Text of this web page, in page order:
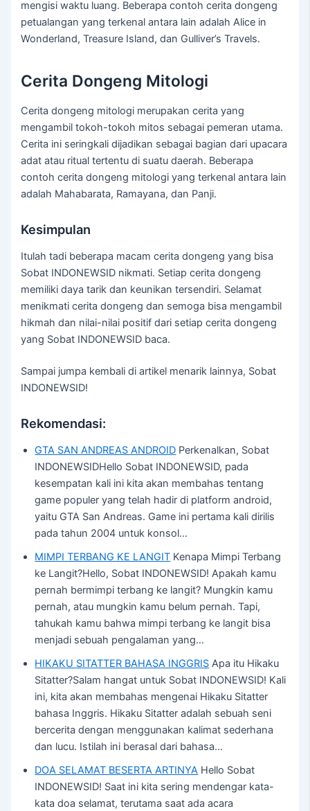
mengisi waktu luang. Beberapa contoh cerita dongeng
petualangan yang terkenal antara lain adalah Alice in
Wonderland, Treasure Island, dan Gulliver’s Travels.
Cerita Dongeng Mitologi
Cerita dongeng mitologi merupakan cerita yang
mengambil tokoh-tokoh mitos sebagai pemeran utama.
Cerita ini seringkali dijadikan sebagai bagian dari upacara
adat atau ritual tertentu di suatu daerah. Beberapa
contoh cerita dongeng mitologi yang terkenal antara lain
adalah Mahabarata, Ramayana, dan Panji.
Kesimpulan
Itulah tadi beberapa macam cerita dongeng yang bisa
Sobat INDONEWSID nikmati. Setiap cerita dongeng
memiliki daya tarik dan keunikan tersendiri. Selamat
menikmati cerita dongeng dan semoga bisa mengambil
hikmah dan nilai-nilai positif dari setiap cerita dongeng
yang Sobat INDONEWSID baca.
Sampai jumpa kembali di artikel menarik lainnya, Sobat
INDONEWSID!
Rekomendasi:
GTA SAN ANDREAS ANDROID Perkenalkan, Sobat
INDONEWSIDHello Sobat INDONEWSID, pada
kesempatan kali ini kita akan membahas tentang
game populer yang telah hadir di platform android,
yaitu GTA San Andreas. Game ini pertama kali dirilis
pada tahun 2004 untuk konsol…
MIMPI TERBANG KE LANGIT Kenapa Mimpi Terbang
ke Langit?Hello, Sobat INDONEWSID! Apakah kamu
pernah bermimpi terbang ke langit? Mungkin kamu
pernah, atau mungkin kamu belum pernah. Tapi,
tahukah kamu bahwa mimpi terbang ke langit bisa
menjadi sebuah pengalaman yang…
HIKAKU SITATTER BAHASA INGGRIS Apa itu Hikaku
Sitatter?Salam hangat untuk Sobat INDONEWSID! Kali
ini, kita akan membahas mengenai Hikaku Sitatter
bahasa Inggris. Hikaku Sitatter adalah sebuah seni
bercerita dengan menggunakan kalimat sederhana
dan lucu. Istilah ini berasal dari bahasa…
DOA SELAMAT BESERTA ARTINYA Hello Sobat
INDONEWSID! Saat ini kita sering mendengar kata-
kata doa selamat, terutama saat ada acara